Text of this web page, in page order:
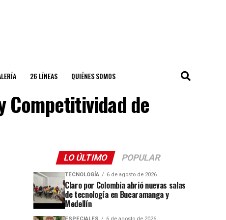
26 LÍNEAS QUIÉNES SOMOS
Competitividad de
LO ÚLTIMO POPULAR
TECNOLOGÍA 6 de agosto de 2026
Claro por Colombia abrió nuevas salas
de tecnología en Bucaramanga y
Medellín